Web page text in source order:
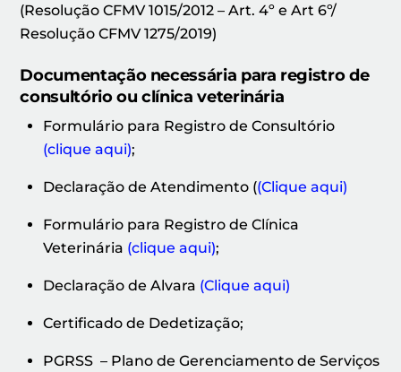
(Resolução CFMV 1015/2012 – Art. 4º e Art 6º/
Resolução CFMV 1275/2019)
Documentação necessária para registro de
consultório ou clínica veterinária
Formulário para Registro de Consultório
(clique aqui);
Declaração de Atendimento ((Clique aqui)
Formulário para Registro de Clínica
Veterinária (clique aqui);
Declaração de Alvara (Clique aqui)
Certificado de Dedetização;
PGRSS – Plano de Gerenciamento de Serviços